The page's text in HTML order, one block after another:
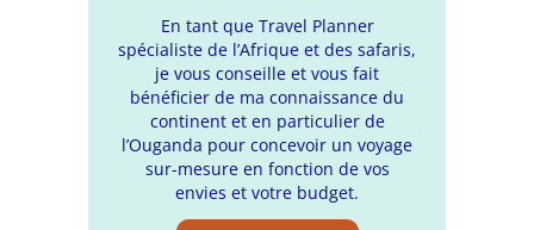
En tant que Travel Planner
spécialiste de l’Afrique et des safaris,
je vous conseille et vous fait
bénéficier de ma connaissance du
continent et en particulier de
l’Ouganda pour concevoir un voyage
sur-mesure en fonction de vos
envies et votre budget.